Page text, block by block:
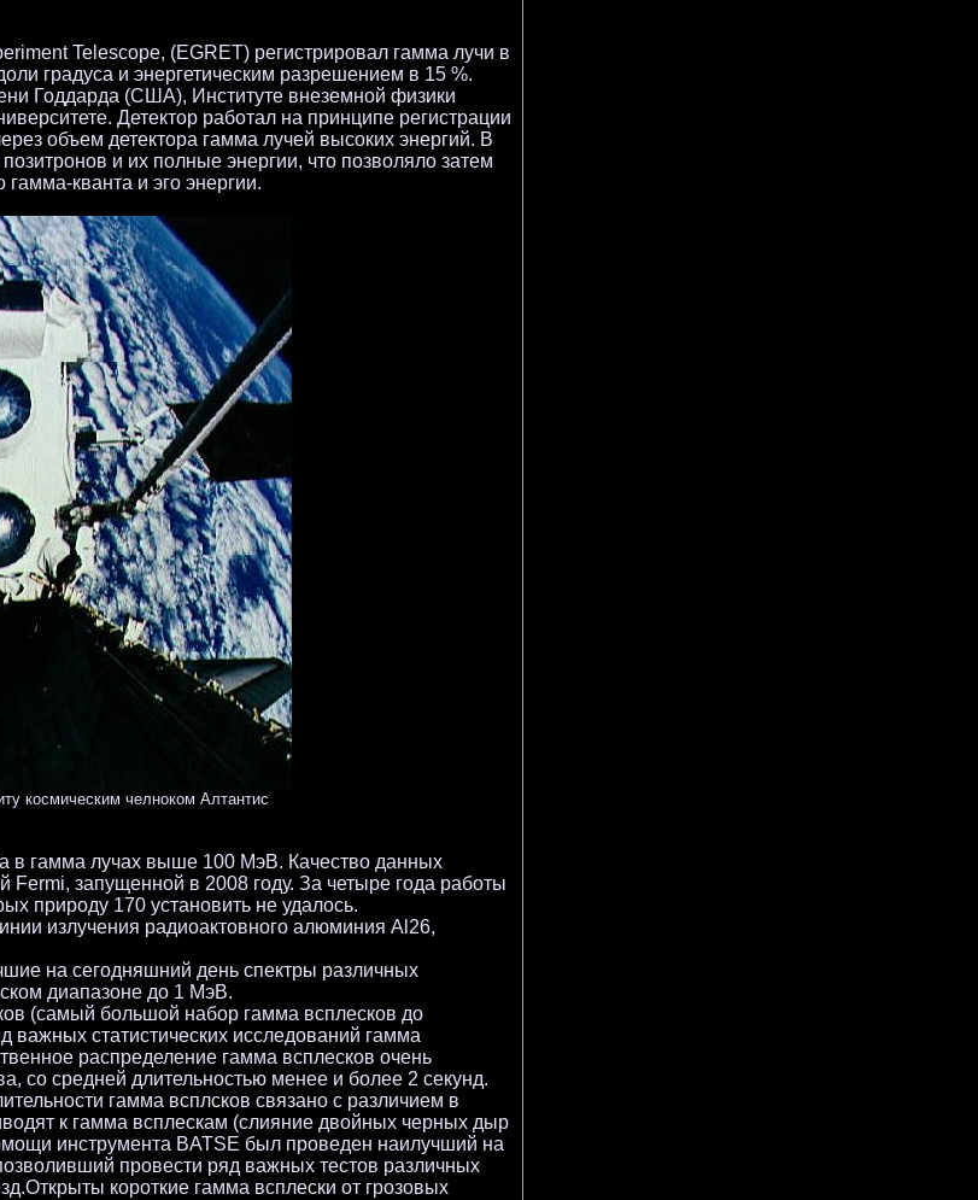
Telescope, (EGRET) регистрировал гамма лучи в
градуса и энергетическим разрешением в 15 %.
Годдарда (США), Институте внеземной физики
Детектор работал на принципе регистрации
объем детектора гамма лучей высоких энергий. В
и их полные энергии, что позволяло затем
кванта и эго энергии.
космическим челноком Алтантис
в гамма лучах выше 100 МэВ. Качество данных
Fermi, запущенной в 2008 году. За четыре года работы
природу 170 установить не удалось.
излучения радиоактовного алюминия Al26,
на сегодняшний день спектры различных
диапазоне до 1 МэВ.
(самый большой набор гамма всплесков до
важных статистических исследований гамма
распределение гамма всплесков очень
со средней длительностью менее и более 2 секунд.
гамма всплсков связано с различием в
к гамма всплескам (слияние двойных черных дыр
инструмента BATSE был проведен наилучший на
провести ряд важных тестов различных
короткие гамма всплески от грозовых